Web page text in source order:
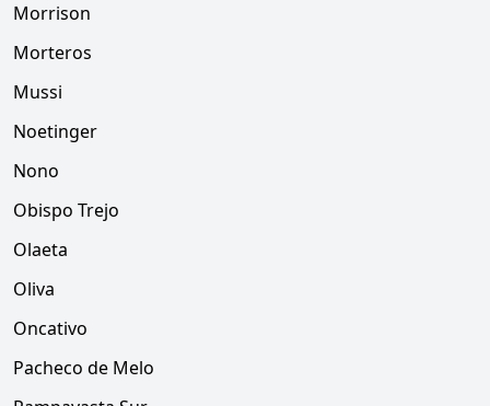
Morrison
Morteros
Mussi
Noetinger
Nono
Obispo Trejo
Olaeta
Oliva
Oncativo
Pacheco de Melo